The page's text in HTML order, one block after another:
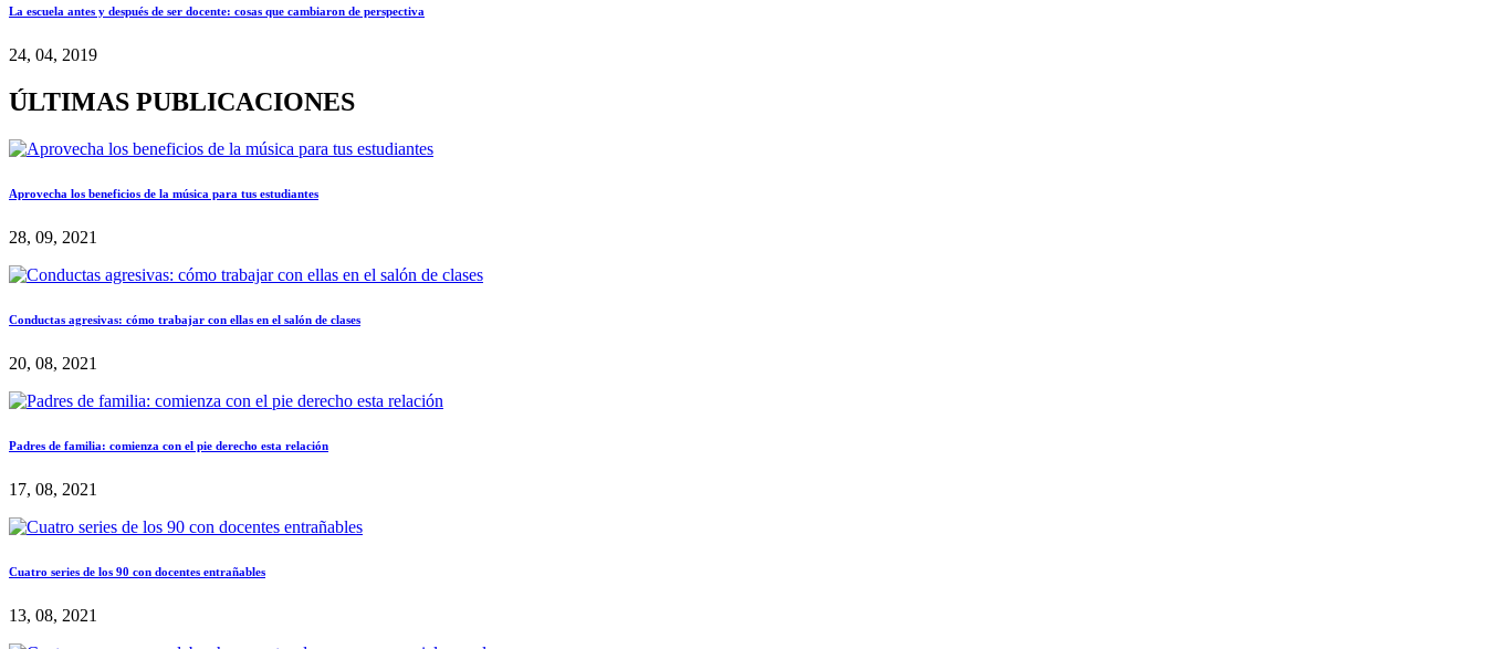
La escuela antes y después de ser docente: cosas que cambiaron de perspectiva
24, 04, 2019
ÚLTIMAS PUBLICACIONES
Aprovecha los beneficios de la música para tus estudiantes
28, 09, 2021
Conductas agresivas: cómo trabajar con ellas en el salón de clases
20, 08, 2021
Padres de familia: comienza con el pie derecho esta relación
17, 08, 2021
Cuatro series de los 90 con docentes entrañables
13, 08, 2021